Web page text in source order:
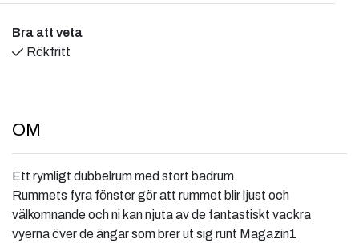
Bra att veta
Rökfritt
OM
Ett rymligt dubbelrum med stort badrum.
Rummets fyra fönster gör att rummet blir ljust och
välkomnande och ni kan njuta av de fantastiskt vackra
vyerna över de ängar som brer ut sig runt Magazin1